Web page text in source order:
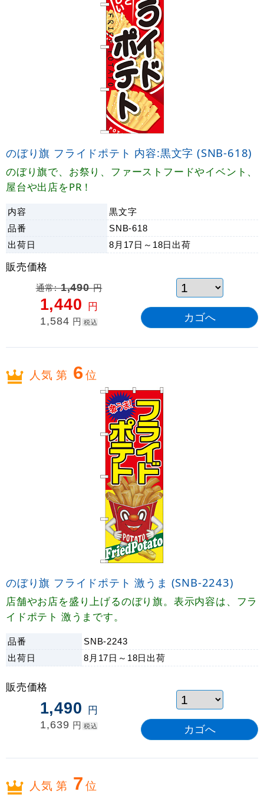
のぼり旗 フライドポテト 内容:黒文字 (SNB-618)
のぼり旗で、お祭り、ファーストフードやイベント、
屋台や出店をPR！
内容
黒文字
品番
SNB-618
出荷日 8月17日～18日 出荷
販売価格
通常:1,490円
1,440 円
1,584 円 税込
人気 第 6位
のぼり旗 フライドポテト 激うま (SNB-2243)
店舗やお店を盛り上げるのぼり旗。表示内容は、フラ
イドポテト 激うまです。
品番 SNB-2243
出荷日 8月17日～18日 出荷
販売価格
1,490 円
1,639 円 税込
人気 第 7位